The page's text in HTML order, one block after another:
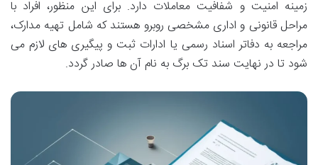
زمینه امنیت و شفافیت معاملات دارد. برای این منظور، افراد با
مراحل قانونی و اداری مشخصی روبرو هستند که شامل تهیه مدارک،
مراجعه به دفاتر اسناد رسمی یا ادارات ثبت و پیگیری های لازم می
شود تا در نهایت سند تک برگ به نام آن ها صادر گردد.